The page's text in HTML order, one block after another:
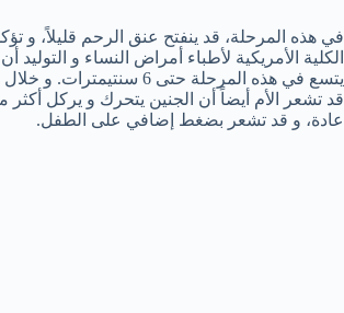
في هذه المرحلة، قد ينفتح عنق الرحم قليلاً، و
الكلية الأمريكية لأطباء أمراض النساء و التوليد
يتسع في هذه المرحلة حتى 6
قد تشعر الأم أيضاً أن الجنين يتحرك و يركل أكثر
عادة، و قد تشعر بضغط إضافي على الطفل.